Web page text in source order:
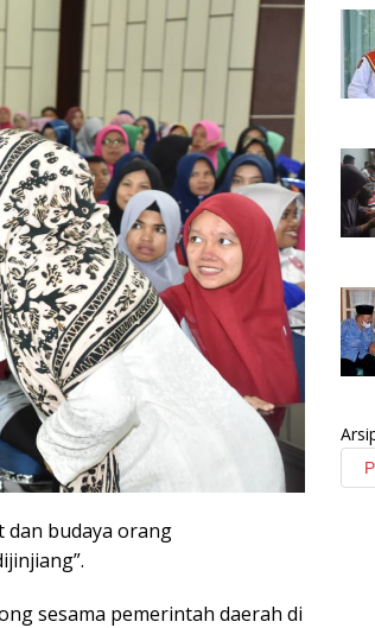
dan budaya orang
sesama pemerintah daerah di